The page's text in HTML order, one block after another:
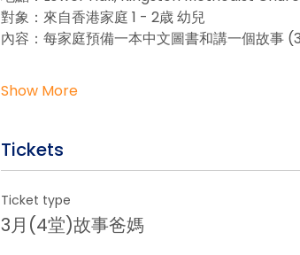
對象：來自香港家庭 1 - 2歳 幼兒
內容：每家庭預備一本中文圖書和講一個故事
Show More
Tickets
Ticket type
3月(4堂)故事爸媽